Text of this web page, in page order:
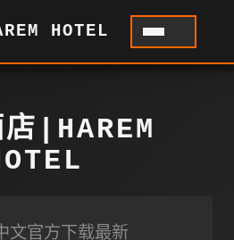
HOTEL
|HAREM
文官方下载最新